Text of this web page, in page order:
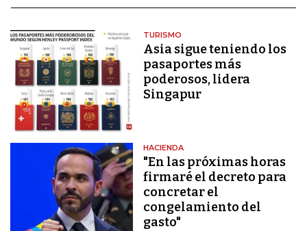
TURISMO
Asia sigue teniendo los
pasaportes más
poderosos, lidera
Singapur
HACIENDA
"En las próximas horas
firmaré el decreto para
concretar el
congelamiento del
gasto"